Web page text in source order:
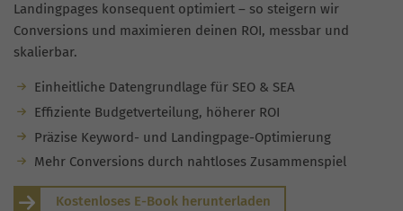
Landingpages konsequent optimiert – so steigern wir
Conversions und maximieren deinen ROI, messbar und
skalierbar.
Einheitliche Datengrundlage für SEO & SEA
Effiziente Budgetverteilung, höherer ROI
Präzise Keyword- und Landingpage-Optimierung
Mehr Conversions durch nahtloses Zusammenspiel
Kostenloses E-Book herunterladen